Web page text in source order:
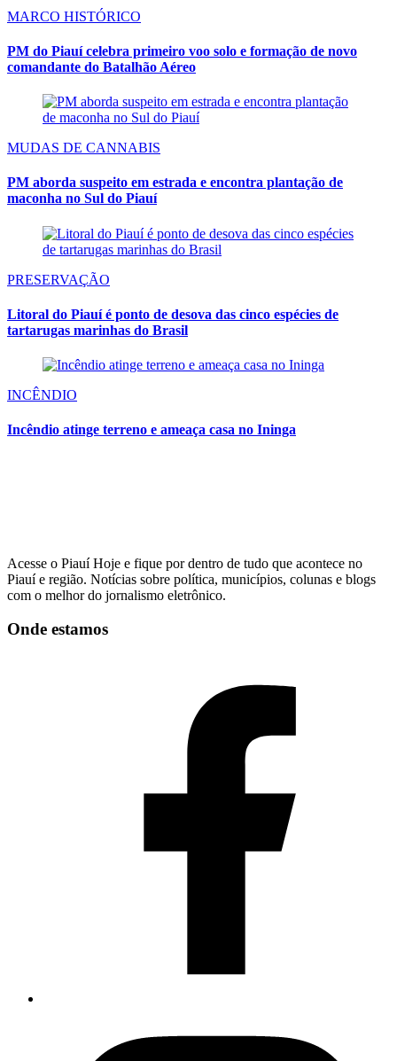
MARCO HISTÓRICO
PM do Piauí celebra primeiro voo solo e formação de novo
comandante do Batalhão Aéreo
MUDAS DE CANNABIS
PM aborda suspeito em estrada e encontra plantação de
maconha no Sul do Piauí
PRESERVAÇÃO
Litoral do Piauí é ponto de desova das cinco espécies de
tartarugas marinhas do Brasil
INCÊNDIO
Incêndio atinge terreno e ameaça casa no Ininga
Acesse o Piauí Hoje e fique por dentro de tudo que acontece no
Piauí e região. Notícias sobre política, municípios, colunas e blogs
com o melhor do jornalismo eletrônico.
Onde estamos